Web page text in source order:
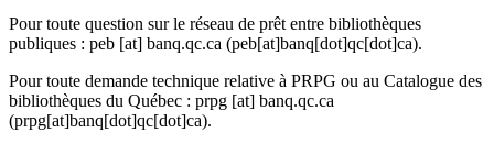
Pour toute question sur le réseau de prêt entre bibliothèques
publiques : peb [at] banq.qc.ca (peb[at]banq[dot]qc[dot]ca).
Pour toute demande technique relative à PRPG ou au Catalogue des
bibliothèques du Québec : prpg [at] banq.qc.ca
(prpg[at]banq[dot]qc[dot]ca).